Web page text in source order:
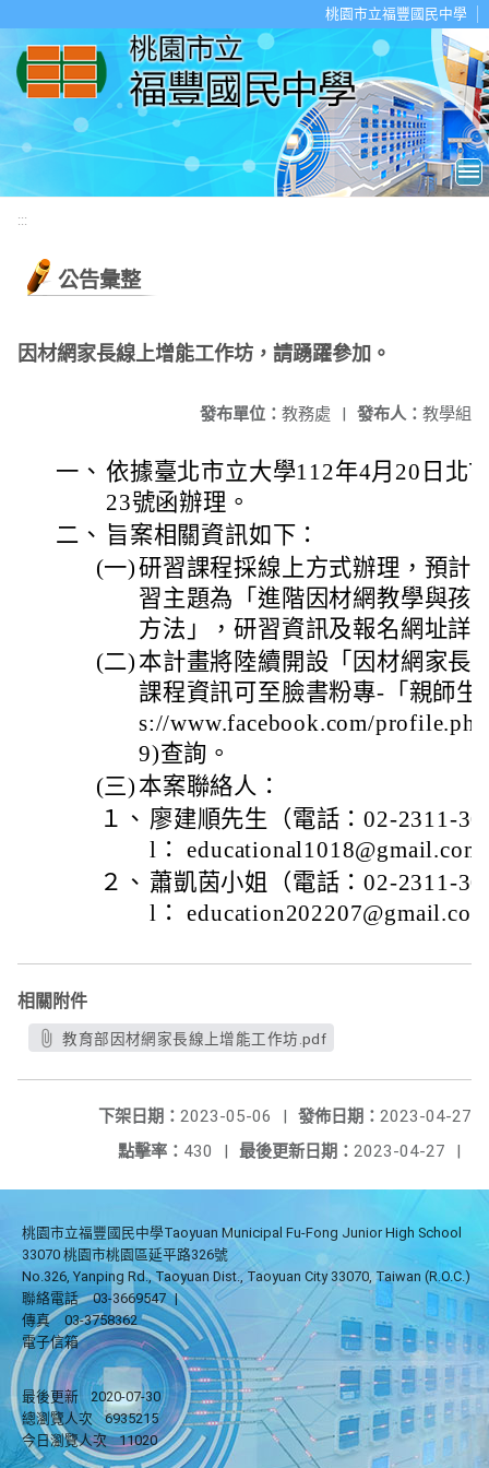
桃園市立福豐國民中學
:::
公告彙整
因材網家長線上增能工作坊，請踴躍參加。
發布人： 教學組
發布單位： 教務處 |
一、 依據臺北市立大學112年4月20日北
23號函辦理。
二、 旨案相關資訊如下：
(一)研習課程採線上方式辦理，預計
習主題為「進階因材網教學與孩
方法」，研習資訊及報名網址詳
(二) 本計畫將陸續開設「因材網家長
課程資訊可至臉書粉專-「親師
s://www.facebook.com/
9)查詢。
(三) 本案聯絡人：
１、 廖建順先生（電話：02-2311-
l： educational1018@gmail.com
２、 蕭凱茵小姐（電話：02-2311-
l：
相關附件
教育部因材網家長線上增能工作坊.pdf
發佈日期： 2023-04-27
下架日期： 2023-05-06
|
最後更新日期： 2023-04-27 |
點擊率： 430 |
桃園市立福豐國民中學Taoyuan Municipal Fu-Fong Junior High School
33070 桃園市桃園區延平路326號
No.326, Yanping Rd., Taoyuan Dist., Taoyuan City 33070, Taiwan (R.O.C.)
聯絡電話
03-3669547 |
傳真
03-3758362
電子信箱
最後更新
2020-07-30
總瀏覽人次
6935215
今日瀏覽人次
11020